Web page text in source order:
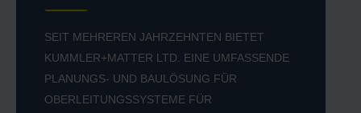
SEIT MEHREREN JAHRZEHNTEN BIETET
KUMMLER+MATTER LTD. EINE UMFASSENDE
PLANUNGS- UND BAULÖSUNG FÜR
OBERLEITUNGSSYSTEME FÜR